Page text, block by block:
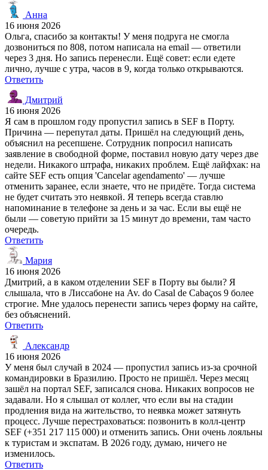
Анна
16 июня 2026
Ольга, спасибо за контакты! У меня подруга не смогла
дозвониться по 808, потом написала на email — ответили
через 3 дня. Но запись перенесли. Ещё совет: если едете
лично, лучше с утра, часов в 9, когда только открываются.
Ответить
Дмитрий
16 июня 2026
Я сам в прошлом году пропустил запись в SEF в Порту.
Причина — перепутал даты. Пришёл на следующий день,
объяснил на ресепшене. Сотрудник попросил написать
заявление в свободной форме, поставил новую дату через две
недели. Никакого штрафа, никаких проблем. Ещё лайфхак: на
сайте SEF есть опция 'Cancelar agendamento' — лучше
отменить заранее, если знаете, что не придёте. Тогда система
не будет считать это неявкой. Я теперь всегда ставлю
напоминание в телефоне за день и за час. Если вы ещё не
были — советую прийти за 15 минут до времени, там часто
очередь.
Ответить
Мария
16 июня 2026
Дмитрий, а в каком отделении SEF в Порту вы были? Я
слышала, что в Лиссабоне на Av. do Casal de Cabaços 9 более
строгие. Мне удалось перенести запись через форму на сайте,
без объяснений.
Ответить
Александр
16 июня 2026
У меня был случай в 2024 — пропустил запись из-за срочной
командировки в Бразилию. Просто не пришёл. Через месяц
зашёл на портал SEF, записался снова. Никаких вопросов не
задавали. Но я слышал от коллег, что если вы на стадии
продления вида на жительство, то неявка может затянуть
процесс. Лучше перестраховаться: позвонить в колл-центр
SEF (+351 217 115 000) и отменить запись. Они очень лояльны
к туристам и экспатам. В 2026 году, думаю, ничего не
изменилось.
Ответить